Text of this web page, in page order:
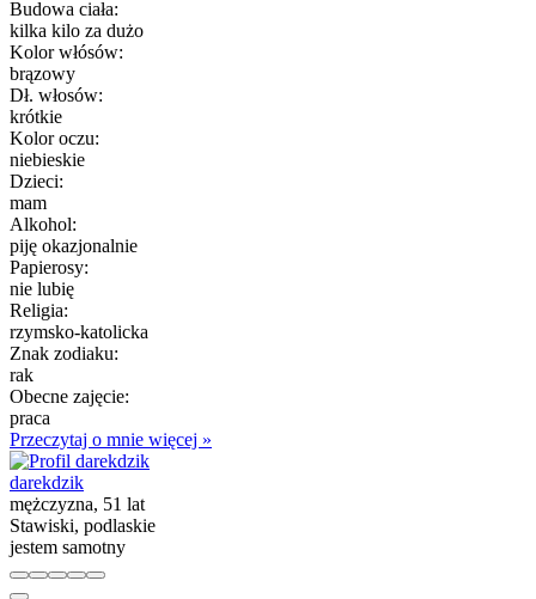
Budowa ciała:
kilka kilo za dużo
Kolor włósów:
brązowy
Dł. włosów:
krótkie
Kolor oczu:
niebieskie
Dzieci:
mam
Alkohol:
piję okazjonalnie
Papierosy:
nie lubię
Religia:
rzymsko-katolicka
Znak zodiaku:
rak
Obecne zajęcie:
praca
Przeczytaj o mnie więcej »
darekdzik
mężczyzna, 51 lat
Stawiski, podlaskie
jestem samotny